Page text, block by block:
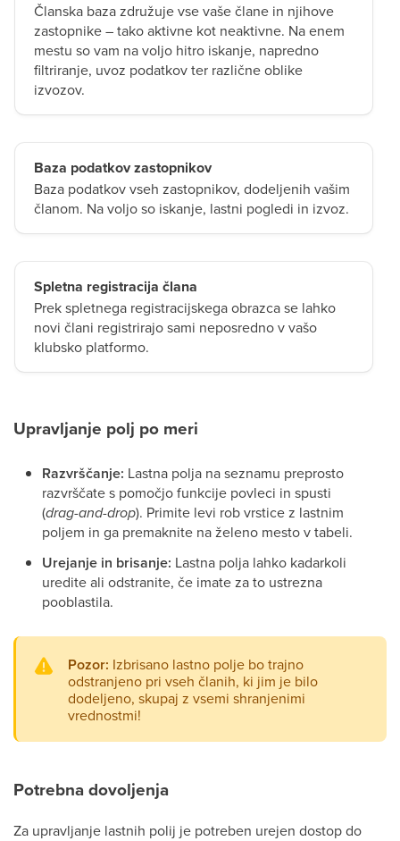
Članska baza združuje vse vaše člane in njihove
zastopnike – tako aktivne kot neaktivne. Na enem
mestu so vam na voljo hitro iskanje, napredno
filtriranje, uvoz podatkov ter različne oblike
izvozov.
Baza podatkov zastopnikov
Baza podatkov vseh zastopnikov, dodeljenih vašim
članom. Na voljo so iskanje, lastni pogledi in izvoz.
Spletna registracija člana
Prek spletnega registracijskega obrazca se lahko
novi člani registrirajo sami neposredno v vašo
klubsko platformo.
Upravljanje polj po meri
Razvrščanje: Lastna polja na seznamu preprosto
razvrščate s pomočjo funkcije povleci in spusti
(drag-and-drop). Primite levi rob vrstice z lastnim
poljem in ga premaknite na želeno mesto v tabeli.
Urejanje in brisanje: Lastna polja lahko kadarkoli
uredite ali odstranite, če imate za to ustrezna
pooblastila.
Pozor: Izbrisano lastno polje bo trajno
odstranjeno pri vseh članih, ki jim je bilo
dodeljeno, skupaj z vsemi shranjenimi
vrednostmi!
Potrebna dovoljenja
Za upravljanje lastnih polij je potreben urejen dostop do